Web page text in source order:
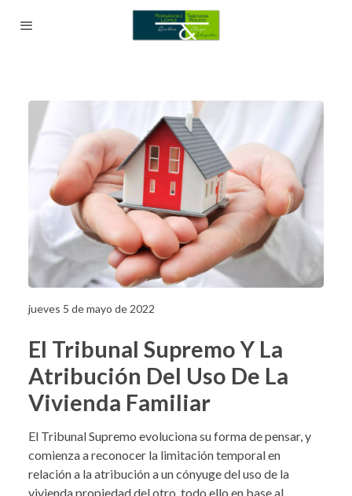
jueves 5 de mayo de 2022
El Tribunal Supremo Y La
Atribución Del Uso De La
Vivienda Familiar
El Tribunal Supremo evoluciona su forma de pensar, y
comienza a reconocer la limitación temporal en
relación a la atribución a un cónyuge del uso de la
vivienda propiedad del otro, todo ello en base al